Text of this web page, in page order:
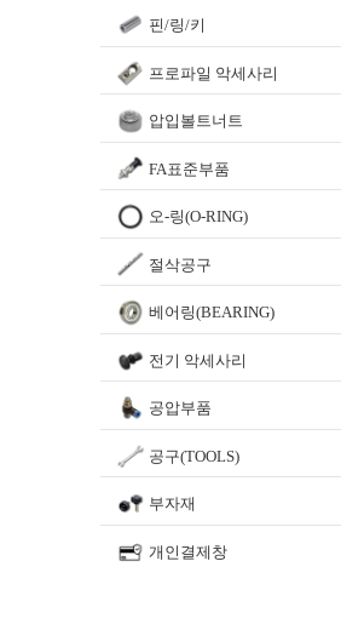
핀/링/키
프로파일 악세사리
압입볼트너트
FA표준부품
오-링(O-RING)
절삭공구
베어링(BEARING)
전기 악세사리
공압부품
공구(TOOLS)
부자재
개인결제창